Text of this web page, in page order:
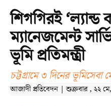
শিগগিরই ‘ল্যান্ড
ম্যানেজমেন্ট
ভূমি প্রতিমন্ত্রী
চট্টগ্রামে ৩ দিনের ভূমিসেবা
আজাদী প্রতিবেদন | শুক্রবার , ২২